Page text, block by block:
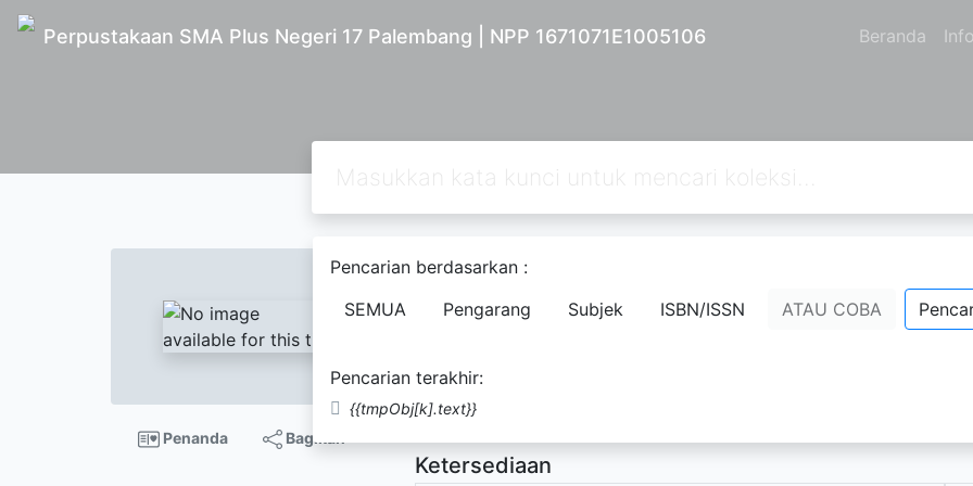
Perpustakaan SMA Plus Negeri 17 Palembang | NPP 1671071E1005106 Beranda
Pencarian berdasarkan :
SEMUA
Pengarang Subjek ISBN/ISSN ATAU COBA
Pencarian terakhir:
{{tmpObj[k].text}}
Penanda
Bagikan
Text
mitos-mitos manajemen: The Folklore of
Ketersediaan